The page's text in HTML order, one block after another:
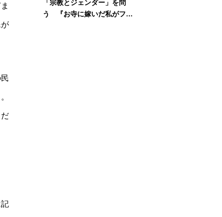
「宗教とジェンダー」を問
う 『お寺に嫁いだ私がフェ